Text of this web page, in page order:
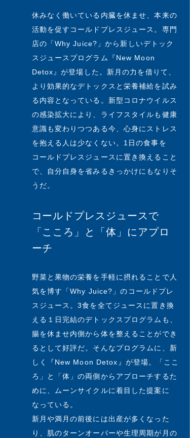
休みなく働いている内臓を休ませ、本来の
活動を促すコールドプレスジュース。専門
店の「Why Juice?」から新しいデトック
スジュースプログラム『New Moon
Detox』が登場した。新月の力を借りて、
より効果的なデトックスと栄養補給を試み
る内容となっている。新型コロナウイルス
の感染拡大により、ライフスタイルも健康
意識も変わりつつある今、心身にストレス
を抱える人は少なくない。1日の食事を
コールドプレスジュースに置き換えること
で、自分自身を省みるきっかけにもなりそ
うだ。
コールドプレスジュースで
「こころ」と「体」にアプロ
ーチ
野菜と果物の栄養を手軽に摂れることで人
気を博す「Why Juice?」のコールドプレ
スジュース。3食を全てジュースに置き換
える１日完結のデトックスプログラムも、
腸を休ませ内側から体を整えることができ
るとして好評だ。そんなプログラムに、新
しく『New Moon Detox』が登場。「ここ
ろ」と「体」の両側からアプローチするた
めに、ムーンサイクルに着目した提案に
なっている。
新月や満月の前後には出産が多くなった
り、肌のターンオーバーや生理周期が月の